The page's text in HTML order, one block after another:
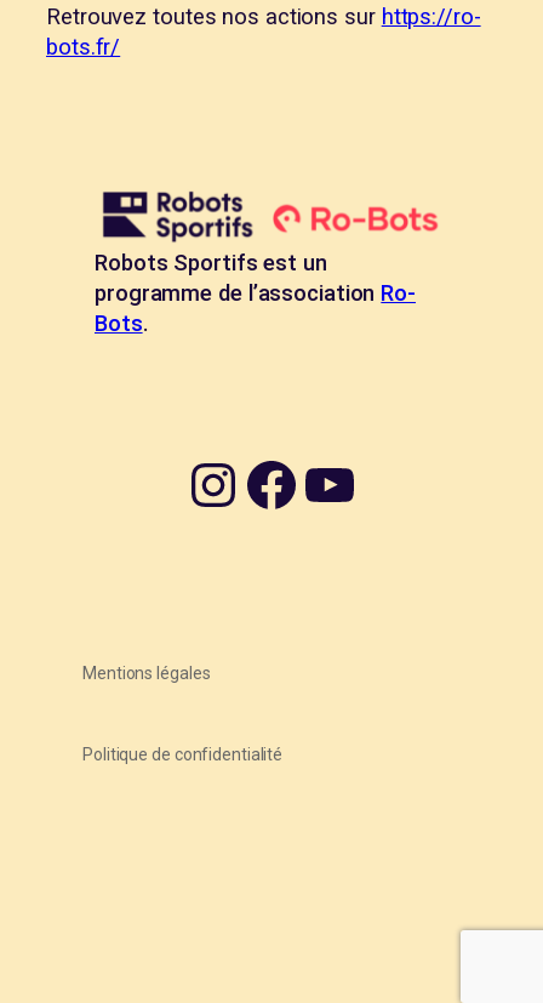
Retrouvez toutes nos actions sur https://ro-
bots.fr/
Robots Sportifs est un
programme de l’association Ro-
Bots.
InstagramFacebook YouTube
Mentions légales
Politique de confidentialité